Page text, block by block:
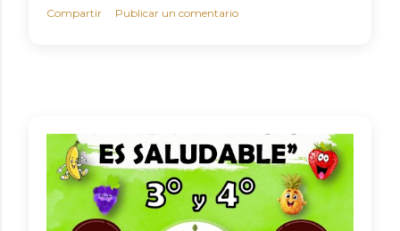
Compartir Publicar un comentario